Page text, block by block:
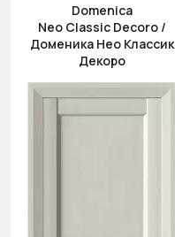
Domenica
Neo Classic Decoro /
Доменика Нео Классик
Декоро